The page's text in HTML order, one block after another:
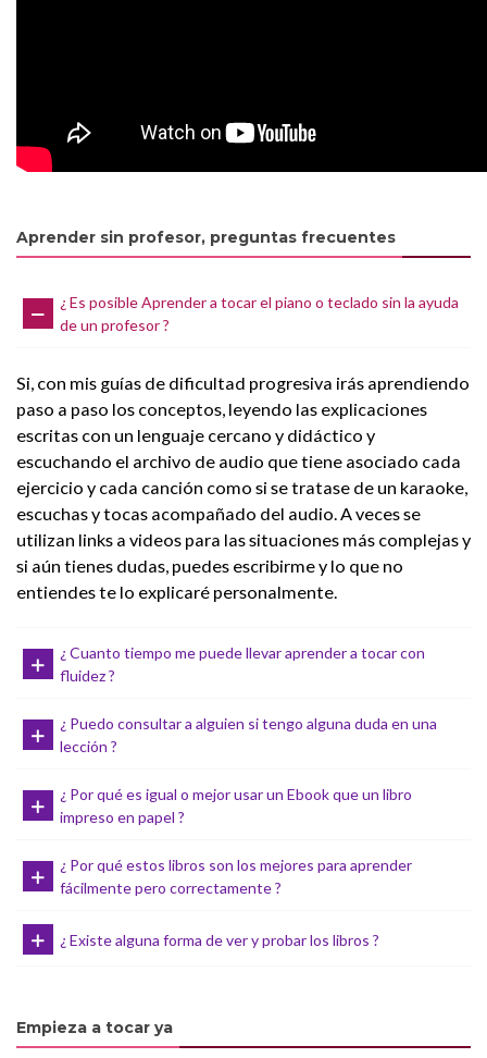
Aprender sin profesor, preguntas frecuentes
¿ Es posible Aprender a tocar el piano o teclado sin la ayuda
de un profesor ?
Si, con mis guías de dificultad progresiva irás aprendiendo
paso a paso los conceptos, leyendo las explicaciones
escritas con un lenguaje cercano y didáctico y
escuchando el archivo de audio que tiene asociado cada
ejercicio y cada canción como si se tratase de un karaoke,
escuchas y tocas acompañado del audio. A veces se
utilizan links a videos para las situaciones más complejas y
si aún tienes dudas, puedes escribirme y lo que no
entiendes te lo explicaré personalmente.
¿ Cuanto tiempo me puede llevar aprender a tocar con
fluidez ?
¿ Puedo consultar a alguien si tengo alguna duda en una
lección ?
¿ Por qué es igual o mejor usar un Ebook que un libro
impreso en papel ?
¿ Por qué estos libros son los mejores para aprender
fácilmente pero correctamente ?
¿ Existe alguna forma de ver y probar los libros ?
Empieza a tocar ya